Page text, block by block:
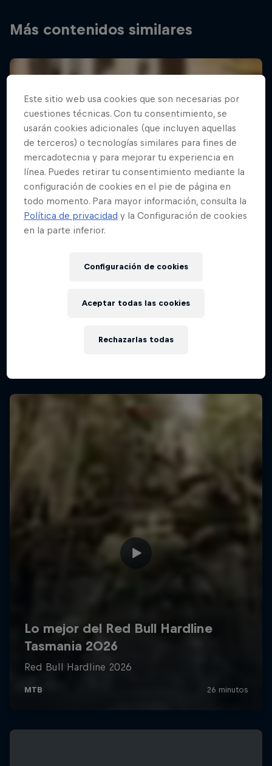
Más contenidos similares
Este sitio web usa cookies que son necesarias por
cuestiones técnicas. Con tu consentimiento, se
usarán cookies adicionales (que incluyen aquellas
de terceros) o tecnologías similares para fines de
mercadotecnia y para mejorar tu experiencia en
línea. Puedes retirar tu consentimiento mediante la
configuración de cookies en el pie de página en
todo momento. Para mayor información, consulta la
Política de privacidad y la Configuración de cookies
en la parte inferior.
Configuración de cookies
Rechazarlas todas
Aceptar todas las cookies